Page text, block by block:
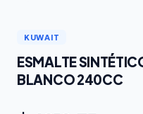
KUWAIT
ESMALTE
BLANCO 240CC